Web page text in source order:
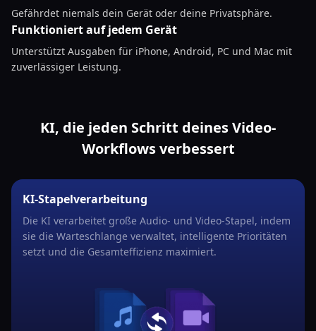
Gefährdet niemals dein Gerät oder deine Privatsphäre.
Funktioniert auf jedem Gerät
Unterstützt Ausgaben für iPhone, Android, PC und Mac mit
zuverlässiger Leistung.
KI, die jeden Schritt deines Video-
Workflows verbessert
KI-Stapelverarbeitung
Die KI verarbeitet große Audio- und Video-Stapel, indem
sie die Warteschlange verwaltet, intelligente Prioritäten
setzt und die Gesamteffizienz maximiert.